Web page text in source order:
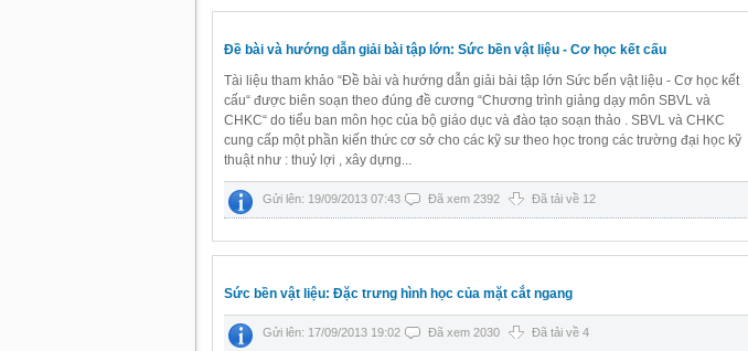
Đề bài và hướng dẫn giải bài tập lớn: Sức bền vật liệu - Cơ học kết cấu
Tài liệu tham khảo “Đề bài và hướng dẫn giải bài tập lớn Sức bến vật liệu - Cơ học kết
cấu“ được biên soạn theo đúng đề cương “Chương trình giảng dạy môn SBVL và
CHKC“ do tiểu ban môn học của bộ giáo dục và đào tạo soạn thảo . SBVL và CHKC
cung cấp một phần kiến thức cơ sở cho các kỹ sư theo học trong các trường đại học kỹ
thuật như : thuỷ lợi , xây dựng...
Gửi lên: 19/09/2013 07:43 Đã xem 2392 Đã tải về 12
Sức bền vật liệu: Đặc trưng hình học của mặt cắt ngang
Gửi lên: 17/09/2013 19:02 Đã xem 2030 Đã tải về 4